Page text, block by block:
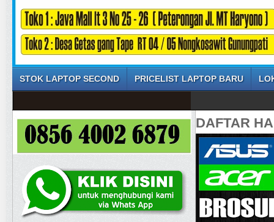
STOK LAPTOP SECOND PRICELIST LAPTOP BARU
DAFTAR